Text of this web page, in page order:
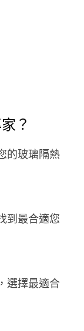
？
的玻璃隔熱
到最合適您
選擇最適合